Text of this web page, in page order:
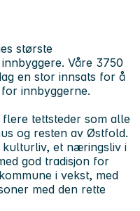
største
Våre 3750
en stor innsats for å
innbyggerne.
tettsteder som alle
og resten av Østfold.
kulturliv, et næringsliv i
god tradisjon for
i vekst, med
med den rette